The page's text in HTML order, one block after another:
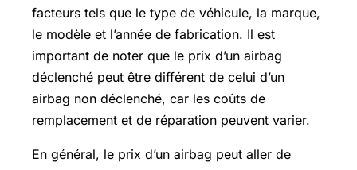
facteurs tels que le type de véhicule, la marque,
le modèle et l’année de fabrication. Il est
important de noter que le prix d’un airbag
déclenché peut être différent de celui d’un
airbag non déclenché, car les coûts de
remplacement et de réparation peuvent varier.
En général, le prix d’un airbag peut aller de